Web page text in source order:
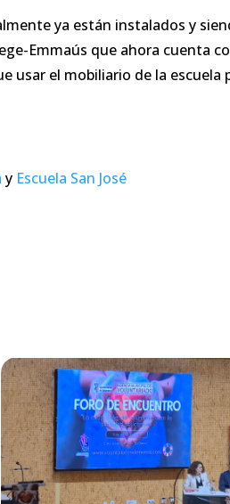
ya están instalados y
Emmaús que ahora cuenta
usar el mobiliario de la escuela
y Escuela San José